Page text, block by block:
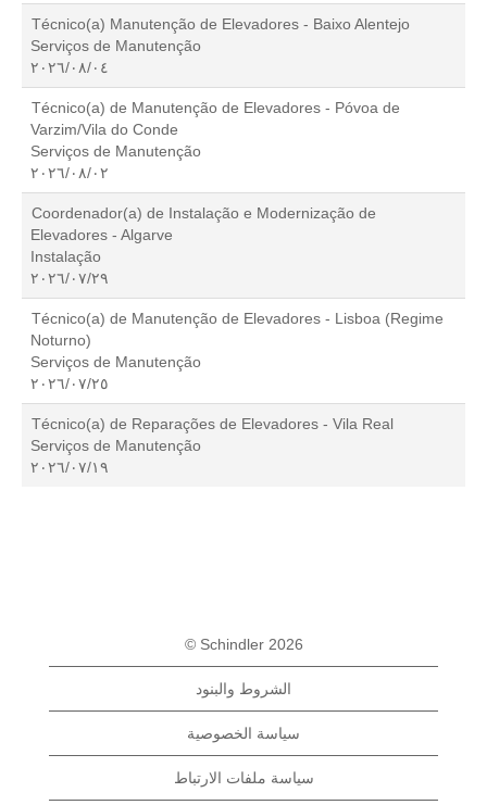
Técnico(a) Manutenção de Elevadores - Baixo Alentejo
Serviços de Manutenção
٠٤‏/٠٨‏/٢٠٢٦
Técnico(a) de Manutenção de Elevadores - Póvoa de
Varzim/Vila do Conde
Serviços de Manutenção
٠٢‏/٠٨‏/٢٠٢٦
Coordenador(a) de Instalação e Modernização de
Elevadores - Algarve
Instalação
٢٩‏/٠٧‏/٢٠٢٦
Técnico(a) de Manutenção de Elevadores - Lisboa (Regime
Noturno)
Serviços de Manutenção
٢٥‏/٠٧‏/٢٠٢٦
Técnico(a) de Reparações de Elevadores - Vila Real
Serviços de Manutenção
١٩‏/٠٧‏/٢٠٢٦
© Schindler 2026
الشروط والبنود
سياسة الخصوصية
سياسة ملفات الارتباط